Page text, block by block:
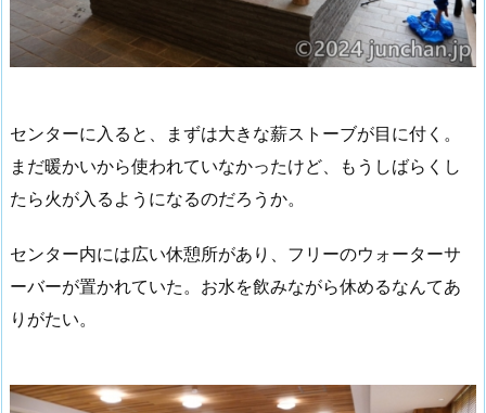
センターに入ると、まずは大きな薪ストーブが目に付く。
まだ暖かいから使われていなかったけど、もうしばらくし
たら火が入るようになるのだろうか。
センター内には広い休憩所があり、フリーのウォーターサ
ーバーが置かれていた。お水を飲みながら休めるなんてあ
りがたい。